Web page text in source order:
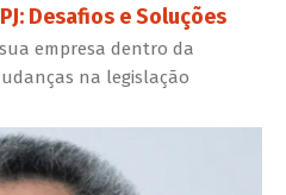
Desafios e Soluções
empresa dentro da
na legislação